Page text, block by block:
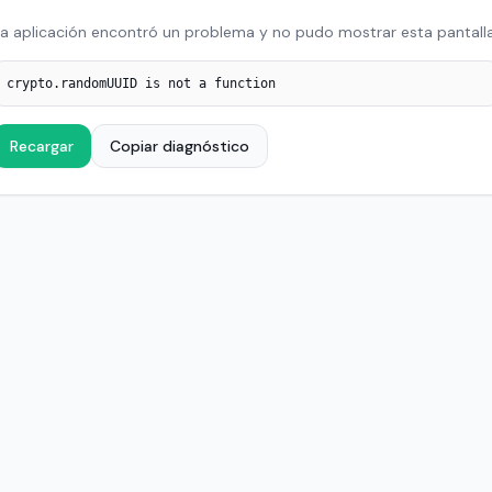
aplicación encontró un problema y no pudo mostrar esta
crypto.randomUUID is not a function
Recargar Copiar diagnóstico